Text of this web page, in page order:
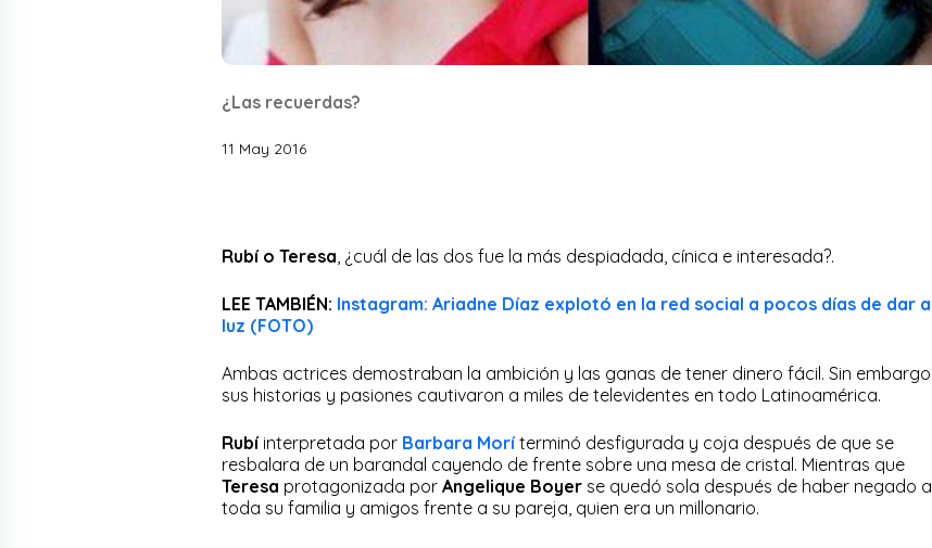
¿Las recuerdas?
11 May 2016
Rubí o Teresa , ¿cuál de las dos fue la más despiadada, cínica e interesada?.
LEE TAMBIÉN: Instagram: Ariadne Díaz explotó en la red social a pocos días de dar a
luz (FOTO)
Ambas actrices demostraban la ambición y las ganas de tener dinero fácil. Sin embargo,
sus historias y pasiones cautivaron a miles de televidentes en todo Latinoamérica.
Rubíinterpretada por Barbara Moríterminó desfigurada y coja después de que se
resbalara de un barandal cayendo de frente sobre una mesa de cristal. Mientras que
Teresa protagonizada por Angelique Boyer se quedó sola después de haber negado a
toda su familia y amigos frente a su pareja, quien era un millonario.